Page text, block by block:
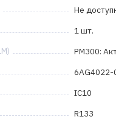
Не
1 шт.
PM300:
IC10
R133